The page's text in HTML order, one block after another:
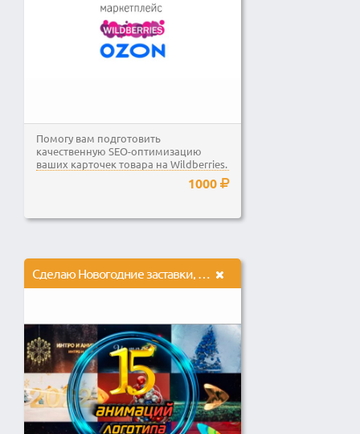
Помогу вам подготовить
качественную SEO-оптимизацию
ваших карточек товара на Wildberries.
Опыт работы с маркетплейсами...
1000
Сделаю Новогодние заставки, интро 15 вариантов на выбор